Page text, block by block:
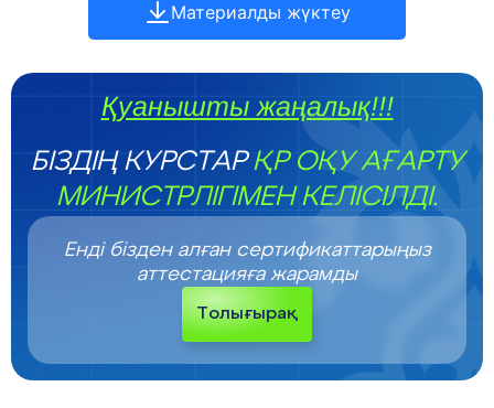
Материалды жүктеу
Қуанышты жаңалық!!!
БІЗДІҢ КУРСТАРҚР ОҚУ АҒАРТУ
МИНИСТРЛІГІМЕН КЕЛІСІЛДІ.
Енді бізден алған сертификаттарыңыз
аттестацияға жарамды
Толығырақ